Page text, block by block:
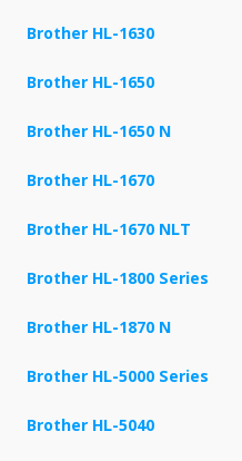
Brother HL-1630
Brother HL-1650
Brother HL-1650 N
Brother HL-1670
Brother HL-1670 NLT
Brother HL-1800 Series
Brother HL-1870 N
Brother HL-5000 Series
Brother HL-5040